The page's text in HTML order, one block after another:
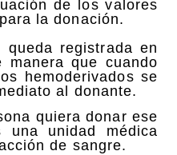
de los valores
la donación.
queda registrada en
que cuando
hemoderivados se
al donante.
quiera donar ese
una unidad médica
de sangre.